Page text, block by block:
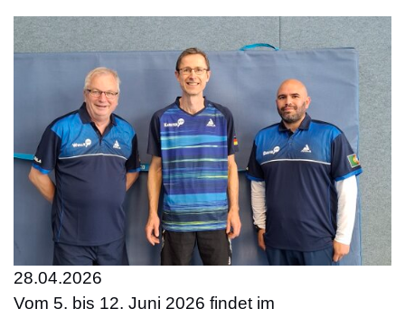
28.04.2026
Vom 5. bis 12. Juni 2026 findet im